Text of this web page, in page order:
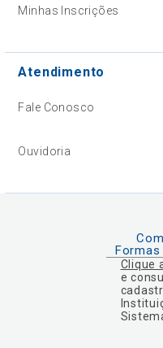
Minhas Inscrições
Atendimento
Fale Conosco
Ouvidoria
Formas
Clique
e